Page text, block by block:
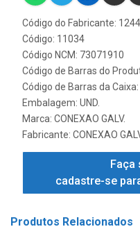
Código do Fabricante:
Código: 11034
Código NCM: 73071910
Código de Barras do
Código de Barras da
Embalagem: UND.
Marca: CONEXAO GALV.
Fabricante: CONEXAO
Faça
cadastre-se
Produtos Relacionados